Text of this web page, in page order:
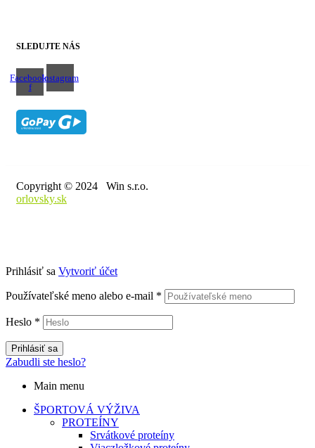
SLEDUJTE NÁS
Facebook-
f
Instagram
Copyright © 2024 Win s.r.o.
orlovsky.sk
Prihlásiť sa Vytvoriť účet
Používateľské meno alebo e-mail *
Heslo *
Prihlásiť sa
Zabudli ste heslo?
Main menu
ŠPORTOVÁ VÝŽIVA
PROTEÍNY
Srvátkové proteíny